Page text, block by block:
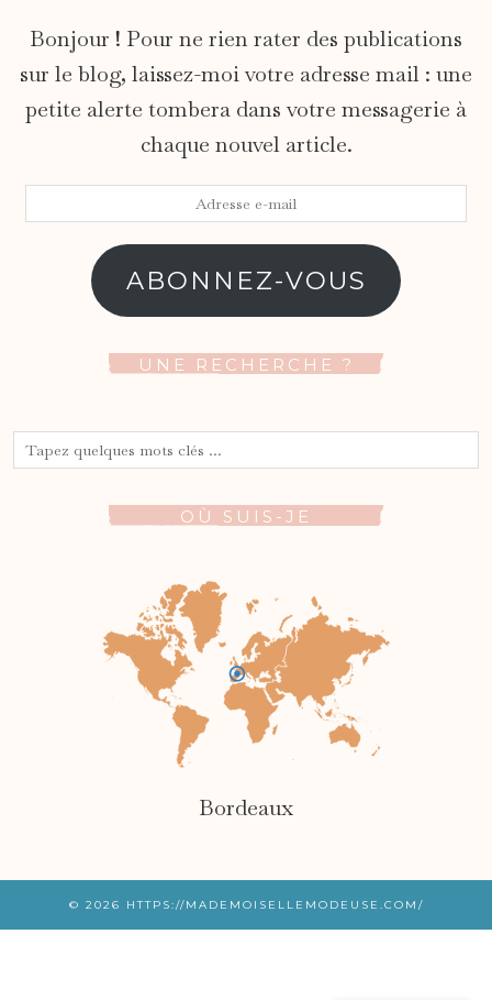
Bonjour ! Pour ne rien rater des publications
sur le blog, laissez-moi votre adresse mail : une
petite alerte tombera dans votre messagerie à
chaque nouvel article.
ABONNEZ-VOUS
UNE RECHERCHE ?
OÙ SUIS-JE
Bordeaux
© 2026 HTTPS://MADEMOISELLEMODEUSE.COM/